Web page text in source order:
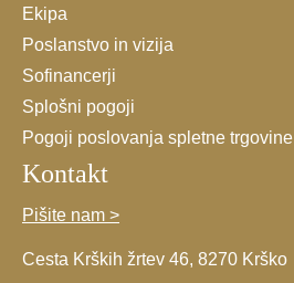
Ekipa
Poslanstvo in vizija
Sofinancerji
Splošni pogoji
Pogoji poslovanja spletne trgovine
Kontakt
Pišite nam >
Cesta Krških žrtev 46, 8270 Krško